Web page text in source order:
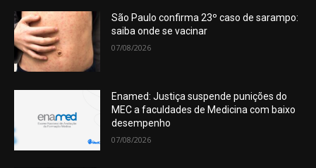
São Paulo confirma 23º caso de sarampo:
saiba onde se vacinar
07/08/2026
Enamed: Justiça suspende punições do
MEC a faculdades de Medicina com baixo
desempenho
07/08/2026